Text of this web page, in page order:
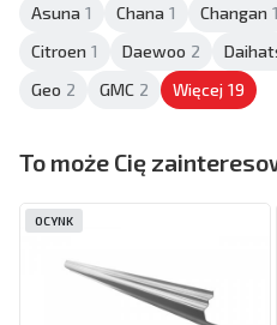
Asuna 1 Chana 1 Changan 1
Citroen 1 Daewoo 2
Geo 2 GMC 2 Więcej 19
To może Cię
OCYNK